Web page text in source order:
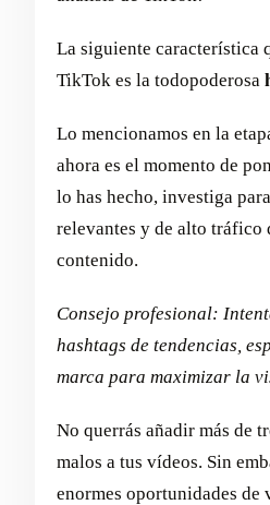
La siguiente característica
TikTok es la todopoderosa
Lo mencionamos en la
ahora es el momento de
lo has hecho, investiga
relevantes y de alto tráfico
contenido.
Consejo profesional:
hashtags de tendencias,
marca para maximizar la
No querrás añadir más de
malos a tus vídeos. Sin
enormes oportunidades